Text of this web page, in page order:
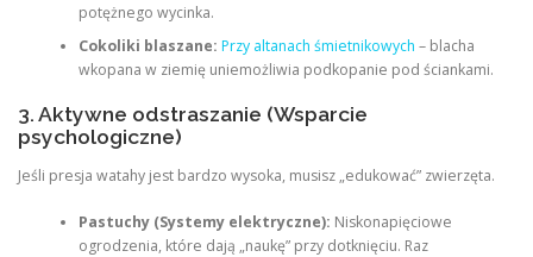
potężnego wycinka.
Cokoliki blaszane: Przy altanach śmietnikowych – blacha
wkopana w ziemię uniemożliwia podkopanie pod ściankami.
3. Aktywne odstraszanie (Wsparcie
psychologiczne)
Jeśli presja watahy jest bardzo wysoka, musisz „edukować” zwierzęta.
Pastuchy (Systemy elektryczne): Niskonapięciowe
ogrodzenia, które dają „naukę” przy dotknięciu. Raz